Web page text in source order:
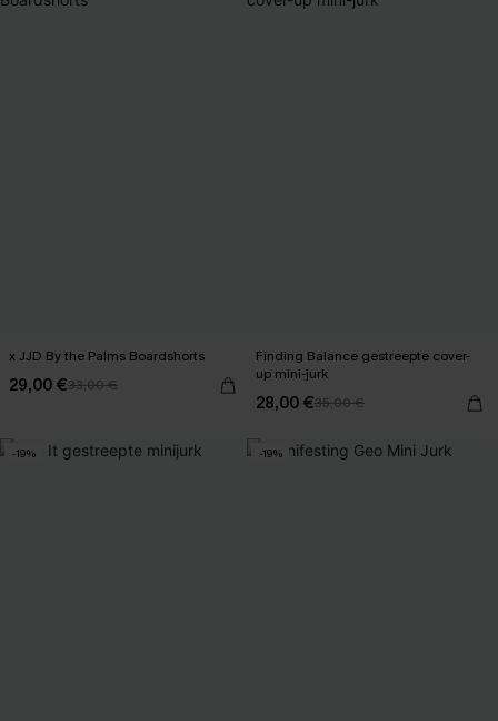
x JJD By the Palms Boardshorts
29,00 €33,00 €
Finding Balance gestreepte cover-
up mini-jurk
28,00 €35,00 €
-19% -19%